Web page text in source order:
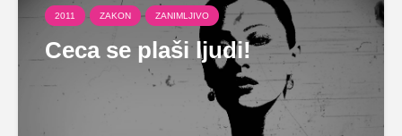
2011 ZAKON ZANIMLJIVO
Ceca se plaši ljudi!